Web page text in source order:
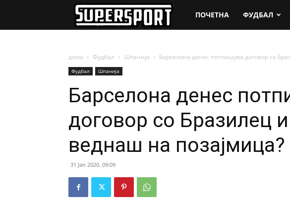
SuperSport.mk
ПОЧЕТНА ФУДБАЛ
дома Фудбал Шпанија Барселона денес потпишува договор со
Фудбал Шпанија
Барселона денес
договор со Бразилец
веднаш на позајмица?
31 Jan 2020. 09:09